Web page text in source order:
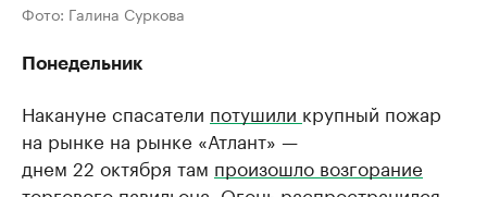
Фото: Галина Суркова
Понедельник
Накануне спасатели потушили крупный пожар
на рынке на рынке «Атлант» —
днем 22 октября там произошло возгорание